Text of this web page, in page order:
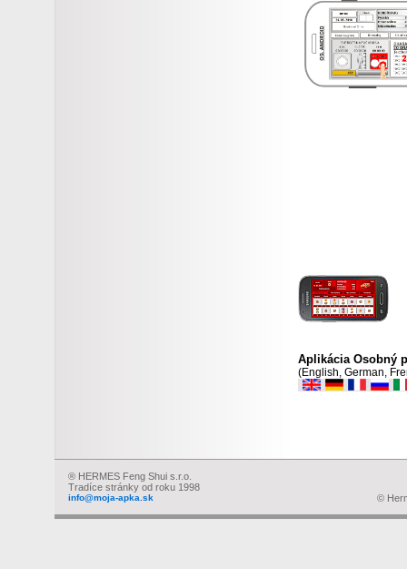
Aplikácia Osobný
(English, German,
® HERMES Feng Shui s.r.o.
Tradíce stránky od roku 1998
info@moja-apka.sk ©